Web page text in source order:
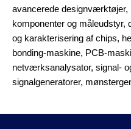
avancerede designværktøjer,
komponenter og måleudstyr,
og karakterisering af chips,
bonding-maskine, PCB-
netværksanalysator, signal-
signalgeneratorer,